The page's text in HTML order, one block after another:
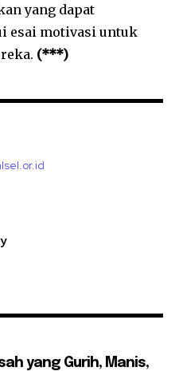
yang dapat
esai motivasi untuk
(***)
yang Gurih, Manis,